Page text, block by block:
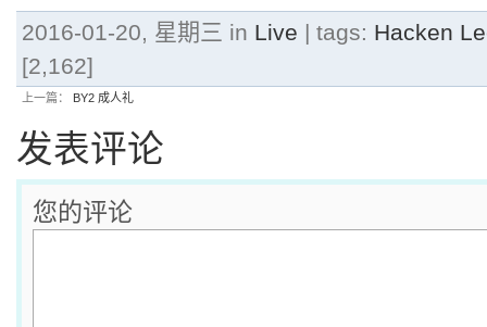
2016-01-20, 星期三 in Live | tags: Hacken
[2,162]
上一篇： BY2 成人礼
发表评论
您的评论